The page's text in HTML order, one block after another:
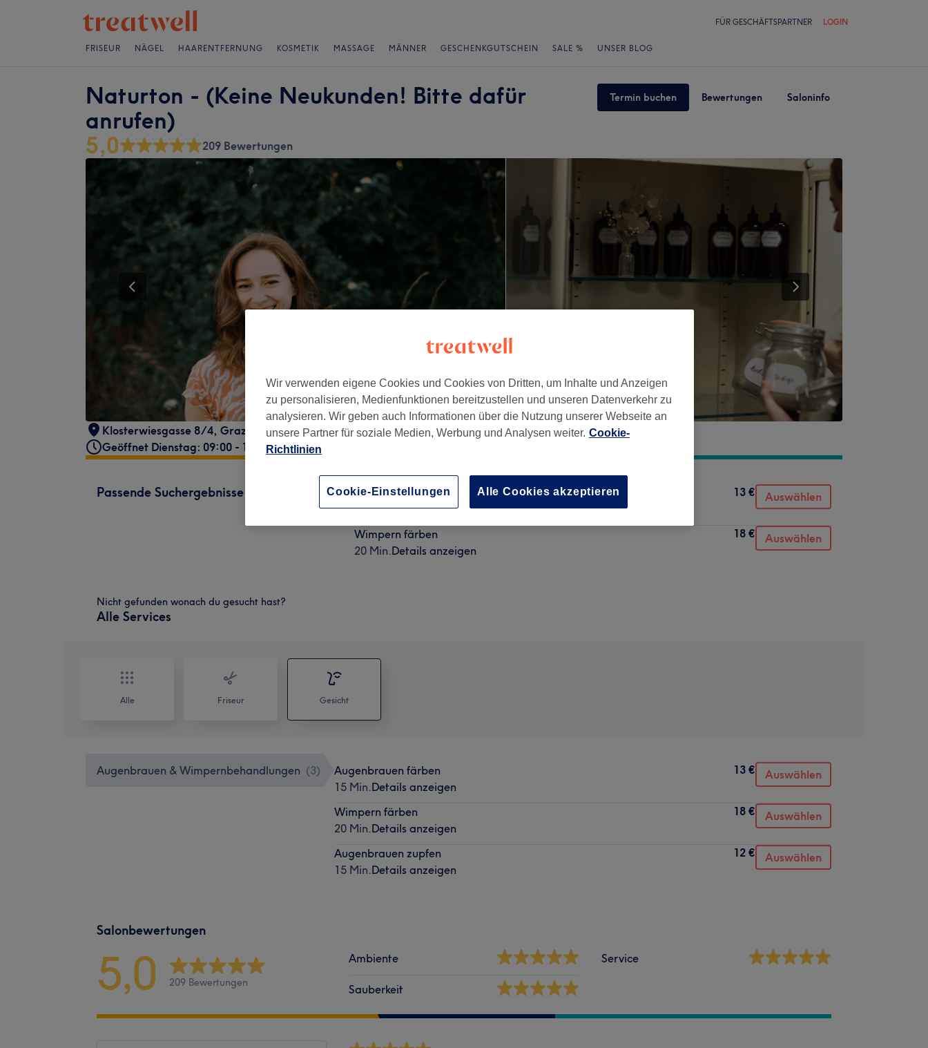
FÜR GESCHÄFTSPARTNER LOGIN
FRISEUR NÄGEL HAARENTFERNUNG KOSMETIK MASSAGE MÄNNER GESCHENKGUTSCHEIN SALE % UNSER BLOG
Naturton - (Keine Neukunden! Bitte dafür
anrufen)
Termin buchen Bewertungen Saloninfo
5,0 209 Bewertungen
Klosterwiesgasse 8/4, Graz
8010
Geöffnet Dienstag: 09:00 - 18:00
Passende Suchergebnisse
Augenbrauen färben
15 Min.Details anzeigen
13 € Auswählen
Wimpern färben
20 Min.Details anzeigen
18 € Auswählen
Nicht gefunden wonach du gesucht hast?
Alle Services
Alle Friseur Gesicht
Augenbrauen & Wimpernbehandlungen (3)
Augenbrauen färben
15 Min.Details anzeigen
13 € Auswählen
Wimpern färben
20 Min.Details anzeigen
18 € Auswählen
Augenbrauen zupfen
15 Min.Details anzeigen
12 € Auswählen
Salonbewertungen
5,0 209 Bewertungen
Ambiente
Sauberkeit
Service
Wir verwenden eigene Cookies und Cookies von Dritten, um Inhalte und Anzeigen
zu personalisieren, Medienfunktionen bereitzustellen und unseren Datenverkehr zu
analysieren. Wir geben auch Informationen über die Nutzung unserer Webseite an
unsere Partner für soziale Medien, Werbung und Analysen weiter. Cookie-
Richtlinien
Alle Cookies akzeptieren
Cookie-Einstellungen